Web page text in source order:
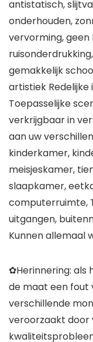
antistatisch,
onderhouden,
vervorming,
gemakkelijk
artistiek
Toepasselijke
verkrijgbaar in
aan uw
kinderkamer,
meisjeskamer,
slaapkamer,
computerruimte,
uitgangen,
Kunnen allemaal
✿Herinnering: als
de maat een fout
verschillende
veroorzaakt door